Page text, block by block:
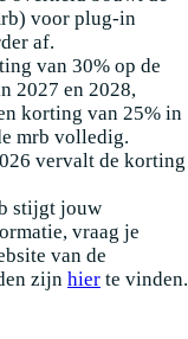
voor plug-in
af.
van 30% op de
2027 en 2028,
korting van 25% in
mrb volledig.
vervalt de korting
stijgt jouw
vraag je
van de
zijn hier te vinden.